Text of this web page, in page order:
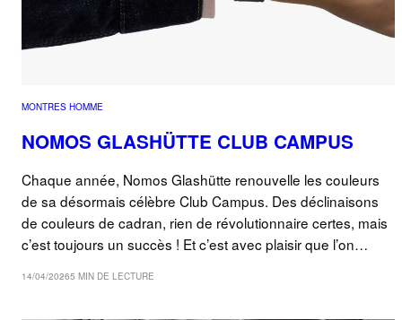
MONTRES HOMME
NOMOS GLASHÜTTE CLUB CAMPUS
Chaque année, Nomos Glashütte renouvelle les couleurs
de sa désormais célèbre Club Campus. Des déclinaisons
de couleurs de cadran, rien de révolutionnaire certes, mais
c’est toujours un succès ! Et c’est avec plaisir que l’on…
14/04/20265 MIN DE LECTURE